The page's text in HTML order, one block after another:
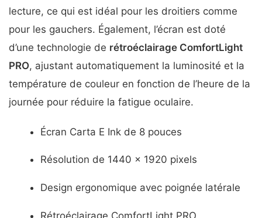
lecture, ce qui est idéal pour les droitiers comme
pour les gauchers. Également, l’écran est doté
d’une technologie de rétroéclairage ComfortLight
PRO, ajustant automatiquement la luminosité et la
température de couleur en fonction de l’heure de la
journée pour réduire la fatigue oculaire.
Écran Carta E Ink de 8 pouces
Résolution de 1440 x 1920 pixels
Design ergonomique avec poignée latérale